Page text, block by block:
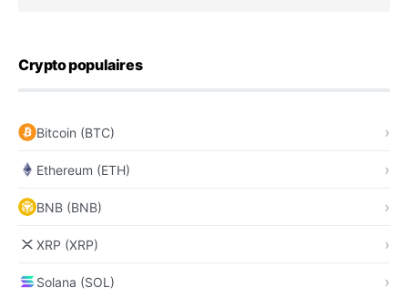
Crypto populaires
Bitcoin (BTC)
Ethereum (ETH)
BNB (BNB)
XRP (XRP)
Solana (SOL)